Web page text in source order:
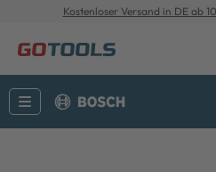
Kostenloser Versand in DE ab